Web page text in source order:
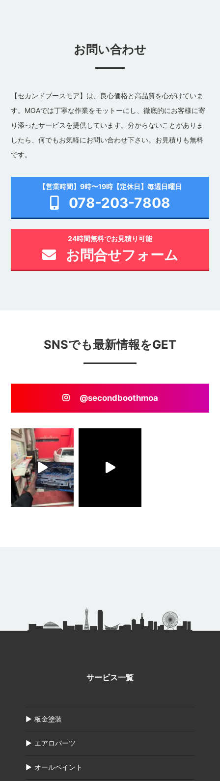
お問い合わせ
【セカンドブースモア】は、良心価格と高品質を心がけていま
す。MOAでは丁寧な作業をモットーにし、徹底的にお客様に寄
り添ったサービスを提供しています。分からないことがありま
したら、何でもお気軽にお問い合わせ下さい。お見積りも無料
です。
【営業時間】9時〜19時【定休日】毎週日曜日
078-203-7808
24時間無料でお見積り可能
お問合せフォーム
SNSでも最新情報をGET
@secondboothmoa
サービス一覧
板金塗装
エアロパーツ
オールペイント